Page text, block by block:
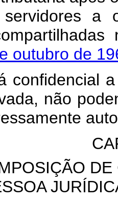
a
outubro de
confidencial
não